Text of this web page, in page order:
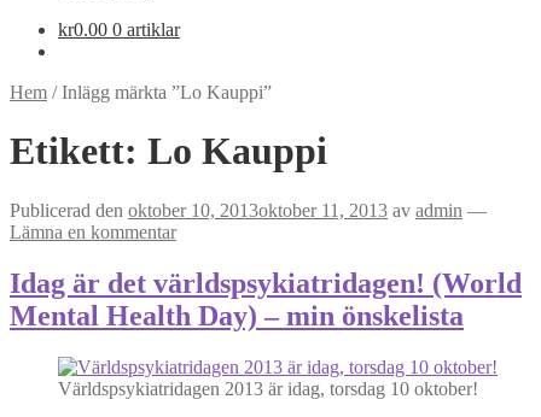
kr0.00 0 artiklar
Hem /Inlägg märkta ”Lo Kauppi”
Etikett: Lo Kauppi
Publicerad den oktober 10, 2013oktober 11, 2013 av admin —
Lämna en kommentar
Idag är det världspsykiatridagen! (World
Mental Health Day) – min önskelista
Världspsykiatridagen 2013 är idag, torsdag 10 oktober!